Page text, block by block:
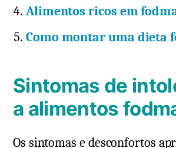
Alimentos ricos em
Como montar uma dieta
Sintomas de
a alimentos
Os sintomas e desconfortos